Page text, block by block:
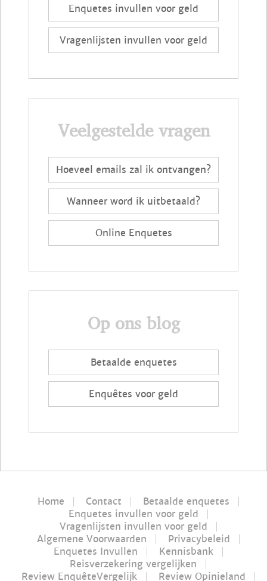
Enquetes invullen voor geld
Vragenlijsten invullen voor geld
Veelgestelde vragen
Hoeveel emails zal ik ontvangen?
Wanneer word ik uitbetaald?
Online Enquetes
Op ons blog
Betaalde enquetes
Enquêtes voor geld
Home Contact
Betaalde enquetes
Enquetes invullen voor geld
Vragenlijsten invullen voor geld
Algemene Voorwaarden
Privacybeleid
Enquetes Invullen
Kennisbank
Reisverzekering vergelijken
Review EnquêteVergelijk
Review Opinieland